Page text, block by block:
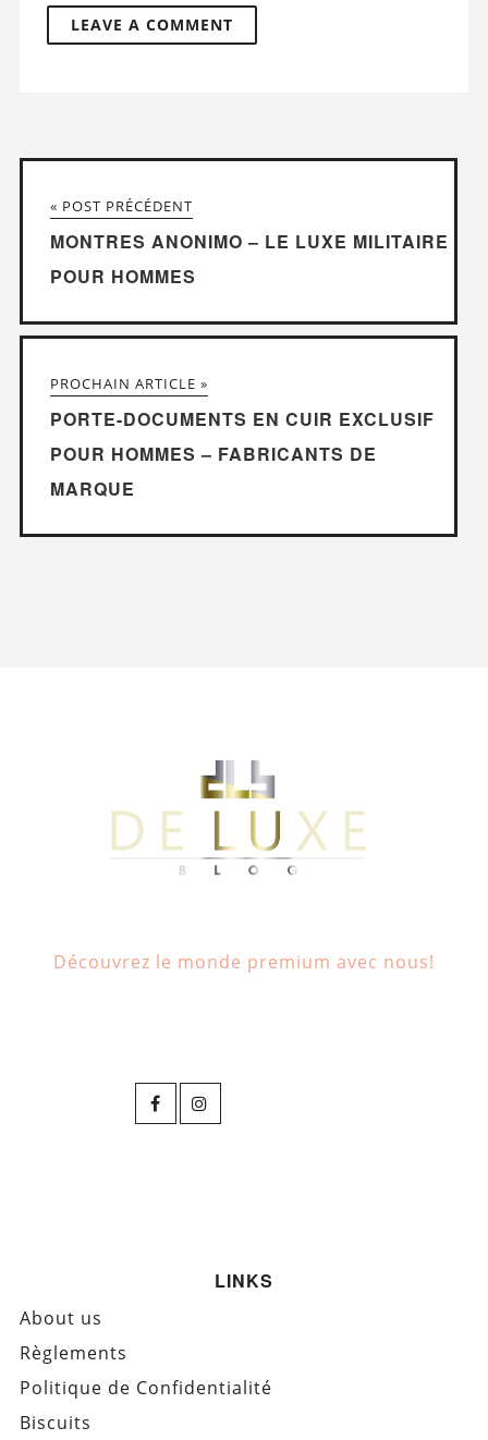
« POST PRÉCÉDENT
MONTRES ANONIMO – LE LUXE MILITAIRE
POUR HOMMES
PROCHAIN ARTICLE »
PORTE-DOCUMENTS EN CUIR EXCLUSIF
POUR HOMMES – FABRICANTS DE
MARQUE
Découvrez le monde premium avec nous!
LINKS
About us
Règlements
Politique de Confidentialité
Biscuits